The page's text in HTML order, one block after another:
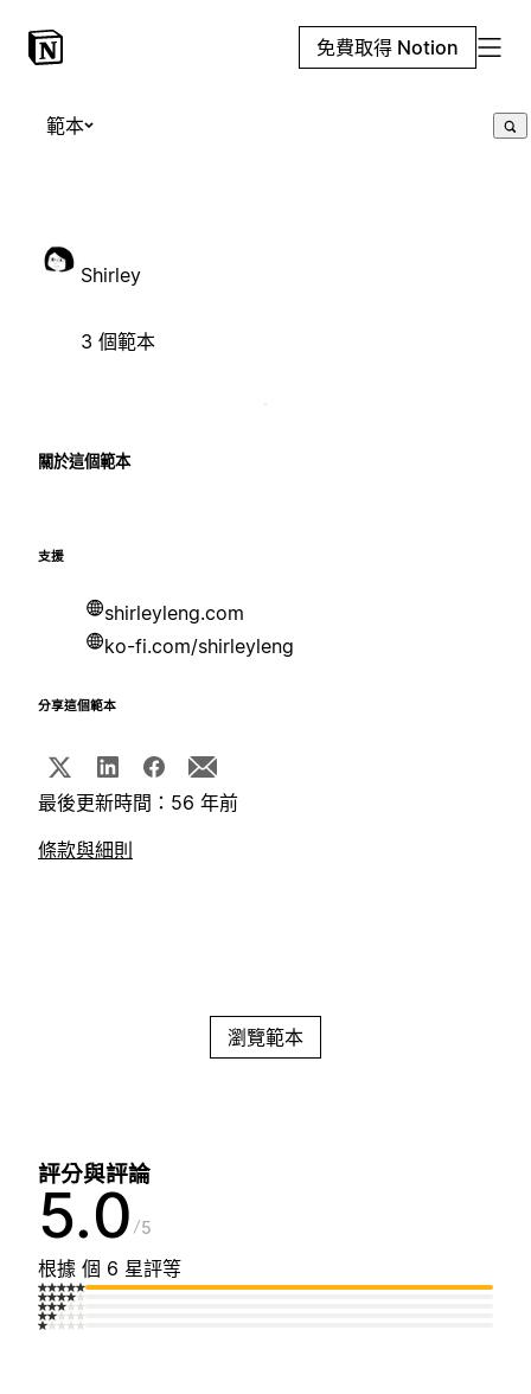
免費取得 Notion
範本
Shirley
3 個範本
關於這個範本
支援
shirleyleng.com
ko-fi.com/shirleyleng
分享這個範本
最後更新時間：56 年前
條款與細則
瀏覽範本
評分與評論
5.0 5
根據 個 6 星評等